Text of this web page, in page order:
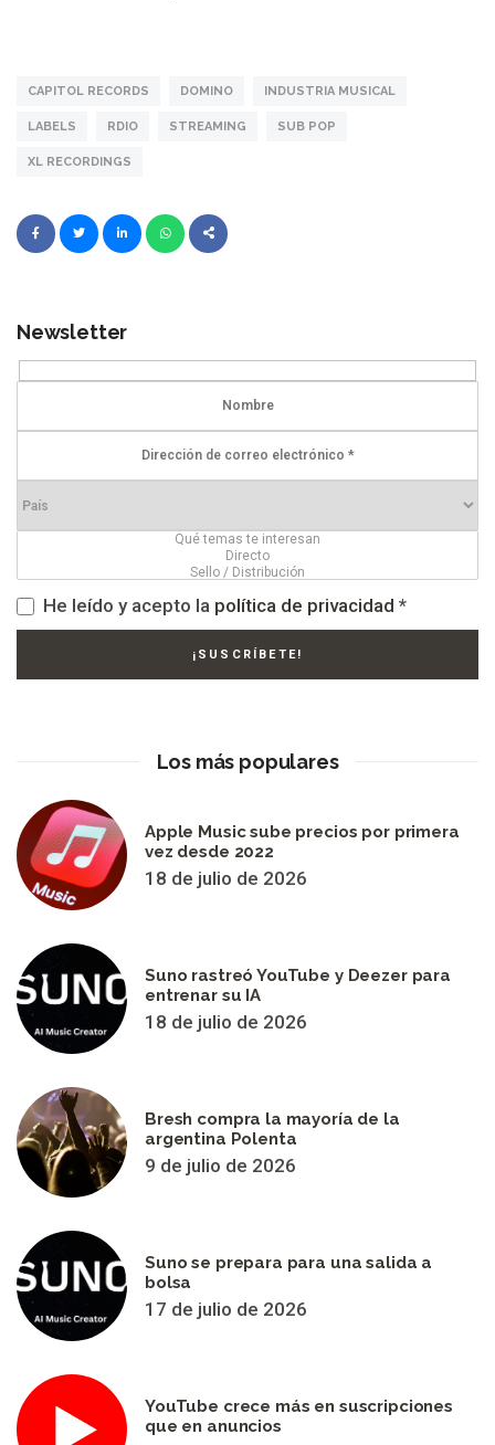
CAPITOL RECORDS DOMINO INDUSTRIA MUSICAL
LABELS RDIO STREAMING SUB POP
XL RECORDINGS
Newsletter
He leído y acepto la política de privacidad *
Los más populares
Apple Music sube precios por primera
vez desde 2022
18 de julio de 2026
Suno rastreó YouTube y Deezer para
entrenar su IA
18 de julio de 2026
Bresh compra la mayoría de la
argentina Polenta
9 de julio de 2026
Suno se prepara para una salida a
bolsa
17 de julio de 2026
YouTube crece más en suscripciones
que en anuncios